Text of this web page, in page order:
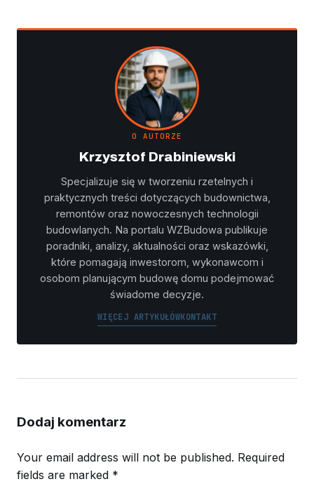
O AUTORZE
Krzysztof Drabiniewski
Specjalizuje się w tworzeniu rzetelnych i
praktycznych treści dotyczących budownictwa,
remontów oraz nowoczesnych technologii
budowlanych. Na portalu WZBudowa publikuje
poradniki, analizy, aktualności oraz wskazówki,
które pomagają inwestorom, wykonawcom i
osobom planującym budowę domu podejmować
świadome decyzje.
WIĘCEJ ARTYKUŁÓWKONTAKT
Dodaj komentarz
Your email address will not be published. Required
fields are marked *